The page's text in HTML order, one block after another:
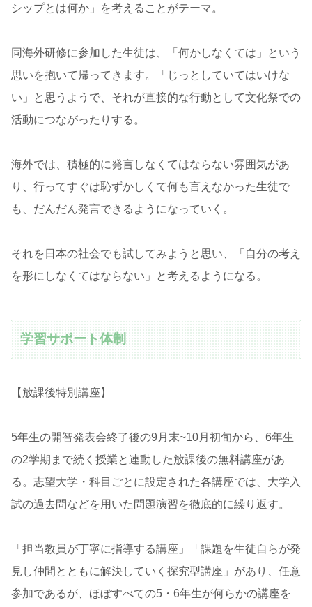
シップとは何か」を考えることがテーマ。
同海外研修に参加した生徒は、「何かしなくては」という
思いを抱いて帰ってきます。「じっとしていてはいけな
い」と思うようで、それが直接的な行動として文化祭での
活動につながったりする。
海外では、積極的に発言しなくてはならない雰囲気があ
り、行ってすぐは恥ずかしくて何も言えなかった生徒で
も、だんだん発言できるようになっていく。
それを日本の社会でも試してみようと思い、「自分の考え
を形にしなくてはならない」と考えるようになる。
学習サポート体制
【放課後特別講座】
5年生の開智発表会終了後の9月末~10月初旬から、6年生
の2学期まで続く授業と連動した放課後の無料講座があ
る。志望大学・科目ごとに設定された各講座では、大学入
試の過去問などを用いた問題演習を徹底的に繰り返す。
「担当教員が丁寧に指導する講座」「課題を生徒自らが発
見し仲間とともに解決していく探究型講座」があり、任意
参加であるが、ほぼすべての5・6年生が何らかの講座を